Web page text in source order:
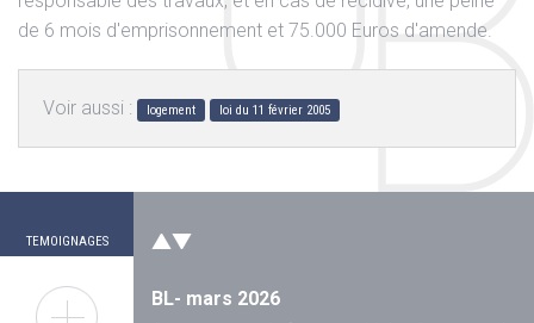
de 6 mois d'emprisonnement et 75.000 Euros d'amende.
Voir aussi : logement loi du 11 février 2005
JL Octobre 2024
grosse plaie au...
BL- mars 2026
TEMOIGNAGES